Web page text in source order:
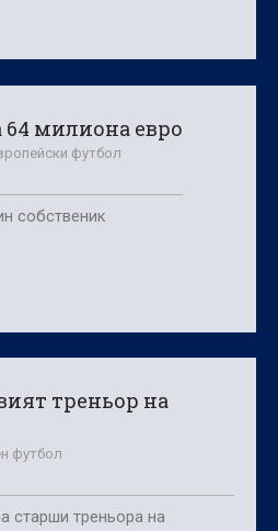
64 милиона евро
футбол
собственик
треньор на
футбол
старши треньора на